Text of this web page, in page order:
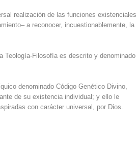
realización de las funciones existenciales
a reconocer, incuestionablemente, la
Teología-Filosofía es descrito y denominado
denominado Código Genético Divino,
de su existencia individual; y ello le
con carácter universal, por Dios.